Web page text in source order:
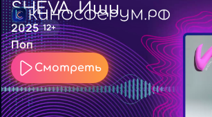
SHEVA. Ищи
2025 12+
Поп
Смотреть